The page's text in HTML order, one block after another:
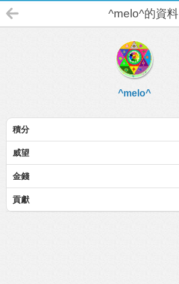
^melo^的資料
^melo^
積分
威望
金錢
貢獻